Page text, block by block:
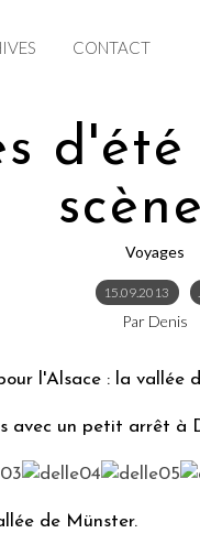
CONTACT
Voyages
15.09.2013
Par Denis
l'Alsace : la vallée
avec un petit arrêt à
de Münster.